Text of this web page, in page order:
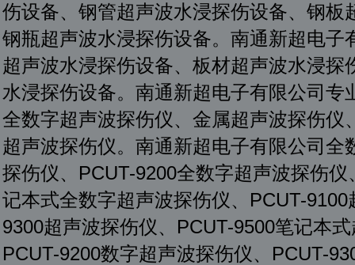
伤设备、钢管超声波水浸探伤设备、钢
钢瓶超声波水浸探伤设备。南通新超电
超声波水浸探伤设备、板材超声波水浸
水浸探伤设备。南通新超电子有限公司
全数字超声波探伤仪、金属超声波探伤
超声波探伤仪。南通新超电子有限公司
探伤仪、PCUT-9200全数字超声波探伤
记本式全数字超声波探伤仪、PCUT-
9300超声波探伤仪、PCUT-9500笔记本
PCUT-9200数字超声波探伤仪、PCUT-